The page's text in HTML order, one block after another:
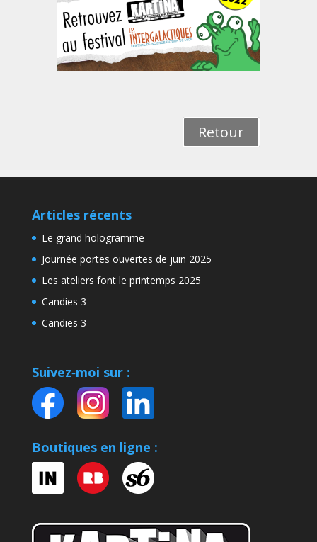
Retour
Articles récents
Le grand hologramme
Journée portes ouvertes de juin 2025
Les ateliers font le printemps 2025
Candies 3
Candies 3
Suivez‑moi sur :
Boutiques en ligne :